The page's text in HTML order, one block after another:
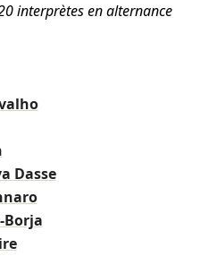
interprètes en alternance
Dasse
Borja